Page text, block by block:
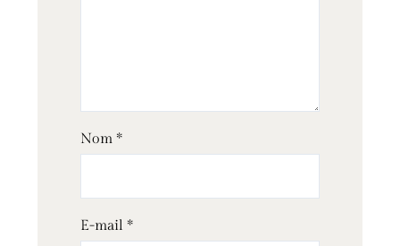
Nom *
E-mail *